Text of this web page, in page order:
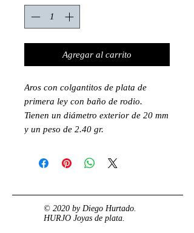
Agregar al carrito
Aros con colgantitos de plata de
primera ley con baño de rodio.
Tienen un diámetro exterior de 20 mm
y un peso de 2.40 gr.
© 2020 by Diego Hurtado.
HURJO Joyas de plata.